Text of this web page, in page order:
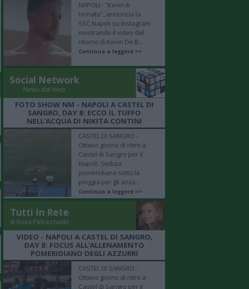
NAPOLI - "Kevin è
tornato", annuncia la
SSC Napoli su Instagram
mostrando il video del
ritorno di Kevin De B...
Continua a leggere >>
Social Network
News dal Web
FOTO SHOW NM - NAPOLI A CASTEL DI
SANGRO, DAY 8: ECCO IL TUFFO
NELL’ACQUA DI NIKITA CONTINI
CASTEL DI SANGRO -
Ottavo giorno di ritiro a
Castel di Sangro per il
Napoli. Seduta
pomeridiana sotto la
pioggia per gli azzu...
Continua a leggere >>
Tutti In Rete
di Rosa Petrazzuolo
VIDEO - NAPOLI A CASTEL DI SANGRO,
DAY 8: FOCUS ALL’ALLENAMENTO
POMERIDIANO DEGLI AZZURRI
CASTEL DI SANGRO -
Ottavo giorno di ritiro a
Castel di Sangro per il